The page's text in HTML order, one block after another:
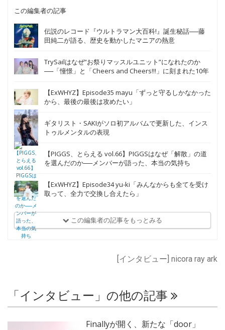
この編集者の記事
伝説のレコード『ウルトラマン大百科!』誕生秘話──藤
田純二が語る、歴史を動かしたマニアの熱意
TrySailはなぜ“お祭りマッスルユニット”になれたのか
──「憧憬」と「Cheers and Cheers!!!」に刻まれた10年
【ExWHYZ】Episode35 mayu「ずっと守るしかなかった
から、最後の最後は攻めたい」
ギタリスト・SAKIがソロ初アルバムで更新した、インス
トゥルメンタルの表現
【PIGGS、とらえる vol.66】PIGGSはなぜ「解散」の道
を選んだのか──メンバーが語った、本当の気持ち
【ExWHYZ】Episode34 yu-ki「みんなからも全てを受け
取って、全力で交換し合えたら」
この編集者の記事をもっとみる
[インタビュー] nicora ray ark
「インタビュー」の他の記事
Finallyが開く、新たな「door」